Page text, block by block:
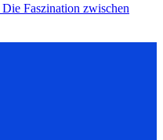
Faszination zwischen